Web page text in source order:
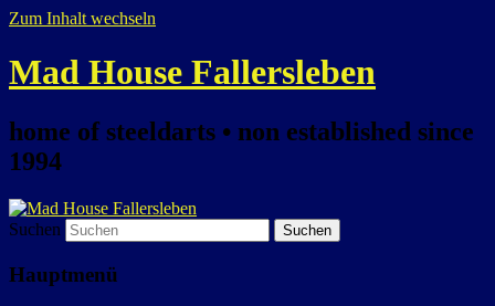
Zum Inhalt wechseln
Mad House Fallersleben
home of steeldarts • non established since
1994
Suchen
Hauptmenü